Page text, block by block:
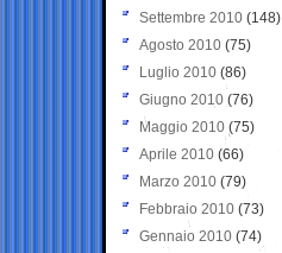
Settembre 2010 (148)
Agosto 2010 (75)
Luglio 2010 (86)
Giugno 2010 (76)
Maggio 2010 (75)
Aprile 2010 (66)
Marzo 2010 (79)
Febbraio 2010 (73)
Gennaio 2010 (74)